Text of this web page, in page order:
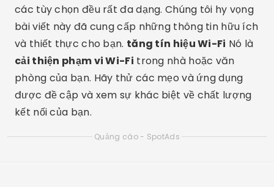
các tùy chọn đều rất đa dạng. Chúng tôi hy vọng
bài viết này đã cung cấp những thông tin hữu ích
và thiết thực cho bạn. tăng tín hiệu Wi-Fi Nó là
cải thiện phạm vi Wi-Fi trong nhà hoặc văn
phòng của bạn. Hãy thử các mẹo và ứng dụng
được đề cập và xem sự khác biệt về chất lượng
kết nối của bạn.
Quảng cáo - SpotAds